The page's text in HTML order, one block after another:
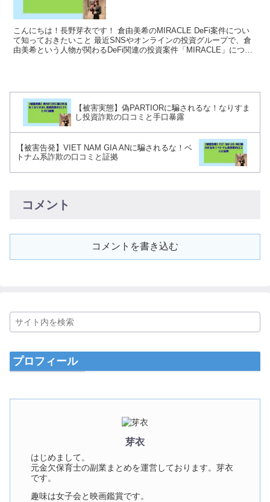
こんにちは！長野芽衣です！ 倉由美希のMIRACLE DeFi案件につい
て知っておきたいこと 最近SNSやオンラインの投資グループで、倉
由美希という人物が関わるDeFi関連の投資案件「MIRACLE」につい
【被害実態】偽PARTIORに騙されるな！なりすま
し投資詐欺の口コミと手口暴露
【被害告発】VIET NAM GIA ANに騙されるな！ベ
トナム系詐欺の口コミと証拠
コメント
コメントを書き込む
プロフィール
芽衣
はじめまして。
元金欠保育士の副業まとめを運営しております。芽衣
です。
趣味は女子会と映画鑑賞です。